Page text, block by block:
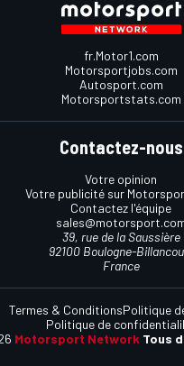
fr.Motor1.com
Motorsportjobs.com
Autosport.com
Motorsportstats.com
Contactez-nous
Votre opinion
Votre publicité sur
Contactez l'équipe
39, rue de la Saussière
92100 Boulogne-
France
Motorsport Network Tous
Termes & ConditionsPolitique
Politique de